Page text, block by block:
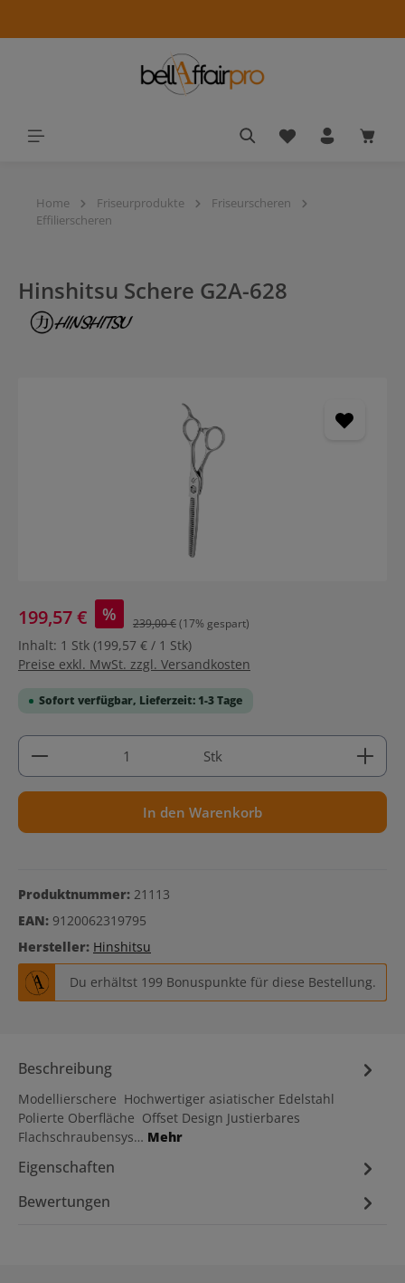
Du hast 0
Home Friseurprodukte
Friseurscheren
Effilierscheren
Hinshitsu Schere G2A-628
199,57 € % 239,00 €(17% gespart)
Inhalt: 1 Stk (199,57 € / 1 Stk)
Preise exkl. MwSt. zzgl. Versandkosten
Sofort verfügbar, Lieferzeit: 1-3 Tage
Produkt Anzahl: Gib den gewünschten Wert ein
Stk
In den Warenkorb
Produktnummer: 21113
EAN: 9120062319795
Hersteller: Hinshitsu
Du erhältst 199 Bonuspunkte für diese Bestellung.
Beschreibung
Modellierschere Hochwertiger asiatischer Edelstahl
Polierte Oberfläche Offset Design Justierbares
Flachschraubensys… Mehr
Eigenschaften
Bewertungen